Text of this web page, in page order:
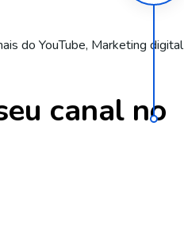
do YouTube, Marketing digital
canal no